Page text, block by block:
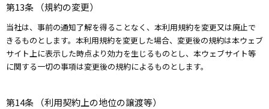
第13条 （規約の変更）
当社は、事前の通知了解を得ることなく、本利用規約を変更又は廃止で
きるものとします。本利用規約を変更した場合、変更後の規約は本ウェブ
サイト上に表示した時点より効力を生じるものとし、本ウェブサイト等
に関する一切の事項は変更後の規約によるものとします。
第14条 （利用契約上の地位の譲渡等）